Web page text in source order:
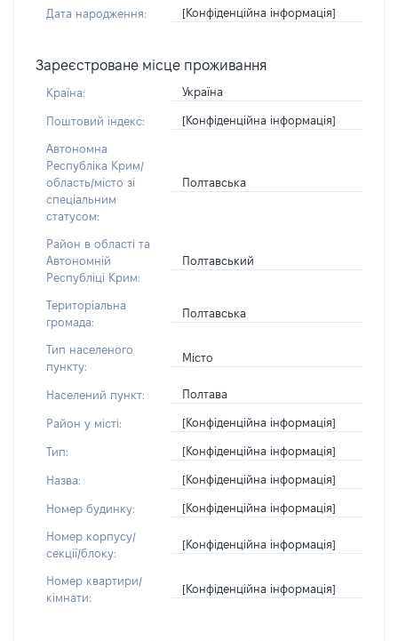
Дата народження: [Конфіденційна інформація]
Зареєстроване місце проживання
Країна: Україна
Поштовий індекс: [Конфіденційна інформація]
Автономна
Республіка Крим/
область/місто зі
спеціальним
статусом:
Полтавська
Район в області та
Автономній
Республіці Крим:
Полтавський
Територіальна
громада:
Полтавська
Тип населеного
пункту:
Місто
Населений пункт: Полтава
Район у місті: [Конфіденційна інформація]
Тип: [Конфіденційна інформація]
Назва: [Конфіденційна інформація]
Номер будинку: [Конфіденційна інформація]
Номер корпусу/
секції/блоку:
[Конфіденційна інформація]
Номер квартири/
кімнати:
[Конфіденційна інформація]